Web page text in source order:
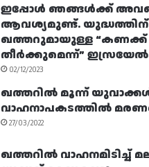
ഇപ്പോൾ ഞങ്ങൾക്ക്
ആവശ്യമുണ്ട്.
ഖത്തറുമായുള്ള “കണക്ക്
തീർക്കുമെന്ന്” ഇസ്രയേൽ
02/12/2023
ഖത്തറിൽ മൂന്ന്
വാഹനാപകടത്തിൽ
27/03/2022
ഖത്തറിൽ വാഹനമിടിച്ച്